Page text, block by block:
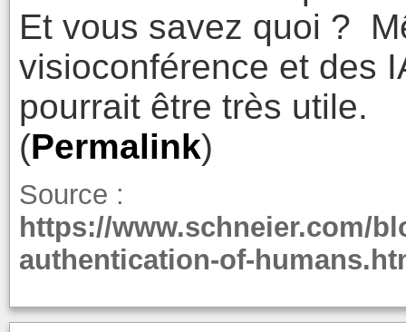
Et vous savez quoi ?
visioconférence et des
pourrait être très utile.
(Permalink)
Source :
https://www.schneier.com/
authentication-of-